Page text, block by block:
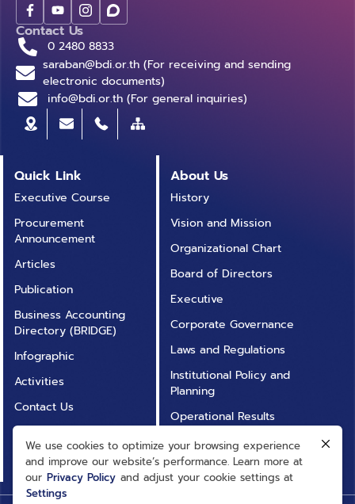
Contact Us
0 2480 8833
saraban@bdi.or.th (For receiving and sending
electronic documents)
info@bdi.or.th (For general inquiries)
Quick Link
Executive Course
Procurement
Announcement
Articles
Publication
Business Accounting
Directory (BRIDGE)
Infographic
Activities
Contact Us
Annual Report
FAQ
About Us
History
Vision and Mission
Organizational Chart
Board of Directors
Executive
Corporate Governance
Laws and Regulations
Institutional Policy and
Planning
Operational Results
Operational
Transparency (ITA)
We use cookies to optimize your browsing experience
and improve our website’s performance. Learn more at
our Privacy Policy and adjust your cookie settings at
Settings